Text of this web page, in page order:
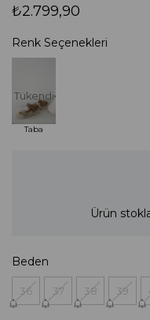
₺2.799,90
Renk Seçenekleri
Tükendi
Taba
Ürün
Beden
36 37 38 39